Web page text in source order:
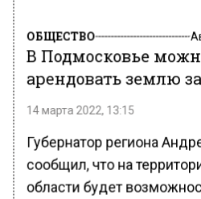
ОБЩЕСТВО
В Подмосковье
арендовать землю
14 марта 2022, 13:15
Губернатор региона
сообщил, что на
области будет